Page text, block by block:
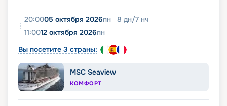
20:0005 октября 2026пн 8 дн/7 нч
11:0012 октября 2026пн
Вы посетите 3 страны:
MSC Seaview
КОМФОРТ